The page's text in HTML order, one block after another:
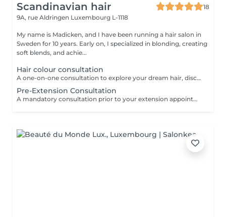
Scandinavian hair
18
9A, rue Aldringen Luxembourg L-1118
My name is Madicken, and I have been running a hair salon in
Sweden for 10 years. Early on, I specialized in blonding, creating
soft blends, and achie...
Hair colour consultation
A one-on-one consultation to explore your dream hair, discuss colour possibilities, pricing, and create a tailored plan to achieve the best result for you.
Pre-Extension Consultation
A mandatory consultation prior to your extension appointment. During this session we will assess your hair, discuss your desired look, color match, and determine the right amount of hair needed. This ensures a flawless result and allows us to order the perfect extensions for you. Please note: installation cannot be booked without a consultation first